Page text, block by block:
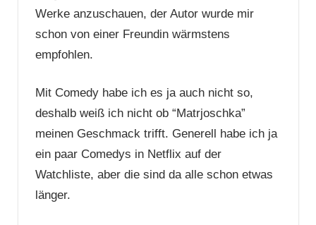
Werke anzuschauen, der Autor wurde mir
schon von einer Freundin wärmstens
empfohlen.
Mit Comedy habe ich es ja auch nicht so,
deshalb weiß ich nicht ob “Matrjoschka”
meinen Geschmack trifft. Generell habe ich ja
ein paar Comedys in Netflix auf der
Watchliste, aber die sind da alle schon etwas
länger.